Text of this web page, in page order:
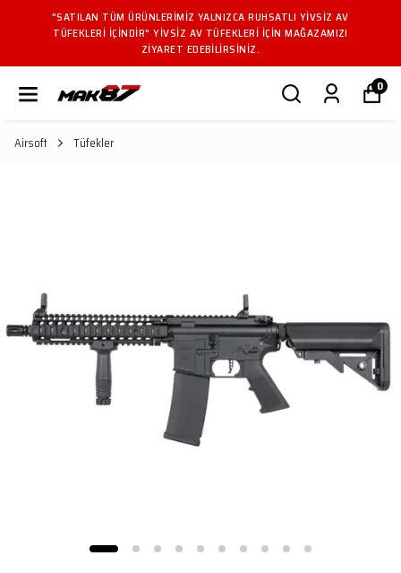
"SATILAN TÜM ÜRÜNLERIMIZ YALNIZCA RUHSATLI YIVSIZ AV
TÜFEKLERI IÇINDIR" YIVSIZ AV TÜFEKLERI IÇIN MAĞAZAMIZI
ZIYARET EDEBILIRSINIZ.
0
Airsoft Tüfekler